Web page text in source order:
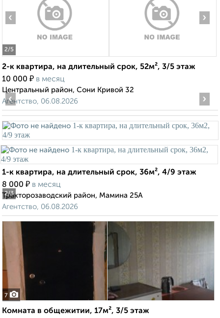
2/5
‹ ›
2-к квартира, на длительный срок, 52м², 3/5 этаж
10 000 ₽ в месяц
Центральный район, Сони Кривой 32
Агентство, 06.08.2026
2/3
‹ ›
1-к квартира, на длительный срок, 36м², 4/9 этаж
8 000 ₽ в месяц
Тракторозаводский район, Мамина 25А
Агентство, 06.08.2026
7
Комната в общежитии, 17м², 3/5 этаж